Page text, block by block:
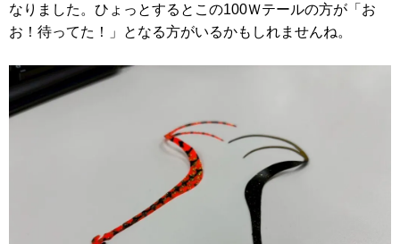
なりました。ひょっとするとこの100Ｗテールの方が「お
お！待ってた！」となる方がいるかもしれませんね。